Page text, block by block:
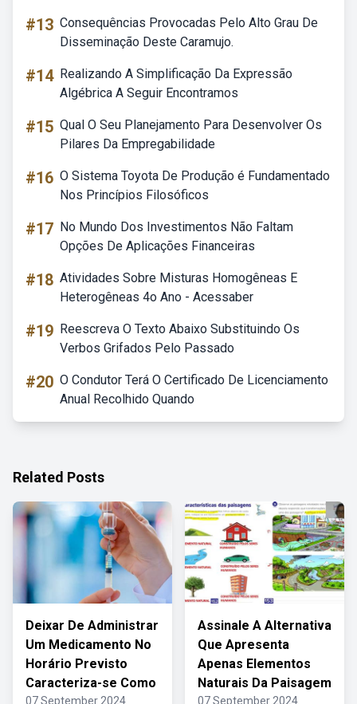
#13 Consequências Provocadas Pelo Alto Grau De
Disseminação Deste Caramujo.
#14 Realizando A Simplificação Da Expressão
Algébrica A Seguir Encontramos
#15 Qual O Seu Planejamento Para Desenvolver Os
Pilares Da Empregabilidade
#16 O Sistema Toyota De Produção é Fundamentado
Nos Princípios Filosóficos
#17 No Mundo Dos Investimentos Não Faltam
Opções De Aplicações Financeiras
#18 Atividades Sobre Misturas Homogêneas E
Heterogêneas 4o Ano - Acessaber
#19 Reescreva O Texto Abaixo Substituindo Os
Verbos Grifados Pelo Passado
#20 O Condutor Terá O Certificado De Licenciamento
Anual Recolhido Quando
Related Posts
Deixar De Administrar
Um Medicamento No
Horário Previsto
Caracteriza-se Como
07 September 2024
Assinale A Alternativa
Que Apresenta
Apenas Elementos
Naturais Da Paisagem
07 September 2024